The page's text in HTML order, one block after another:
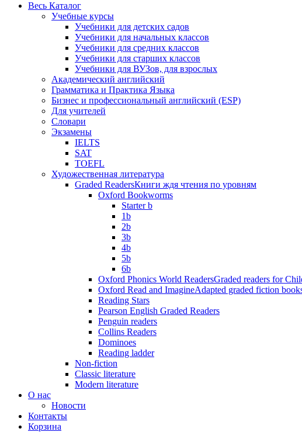
Весь Каталог
Учебные курсы
Учебники для детских садов
Учебники для начальных классов
Учебники для средних классов
Учебники для старших классов
Учебники для ВУЗов, для взрослых
Академический английский
Грамматика и Практика Языка
Бизнес и профессиональный английский (ESP)
Для учителей
Словари
Экзамены
IELTS
SAT
TOEFL
Художественная литература
Graded ReadersКниги ждя чтения по уровням
Oxford Bookworms
Starter b
1b
2b
3b
4b
5b
6b
Oxford Phonics World ReadersGraded readers for
Oxford Read and ImagineAdapted graded fiction
Reading Stars
Pearson English Graded Readers
Penguin readers
Collins Readers
Dominoes
Reading ladder
Non-fiction
Classic literature
Modern literature
О нас
Новости
Контакты
Корзина